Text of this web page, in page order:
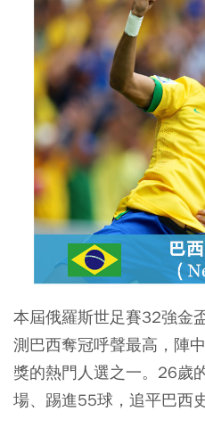
本屆俄羅斯世足賽32強金
測巴西奪冠呼聲最高，陣
獎的熱門人選之一。26歲
場、踢進55球，追平巴西